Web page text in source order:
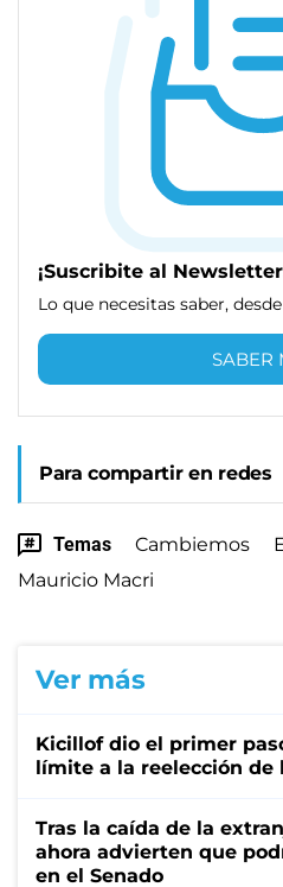
¡Suscribite al
Lo que necesitas saber,
SABER
Para compartir en redes
Temas Cambiemos
Mauricio Macri
Ver más
Kicillof dio el primer
límite a la reelección de
Tras la caída de la
ahora advierten que
en el Senado